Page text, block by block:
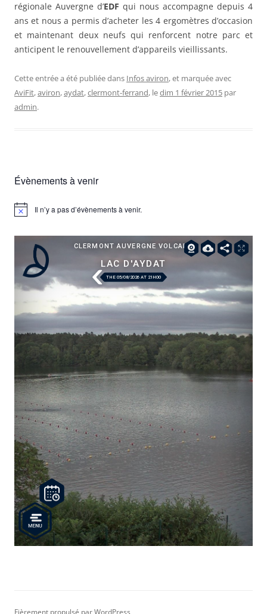
régionale Auvergne d’EDF qui nous accompagne depuis 4
ans et nous a permis d’acheter les 4 ergomètres d’occasion
et maintenant deux neufs qui renforcent notre parc et
anticipent le renouvellement d’appareils vieillissants.
Cette entrée a été publiée dans Infos aviron, et marquée avec
AviFit,aviron,aydat,clermont-ferrand, ledim 1 février 2015 par
admin.
Évènements à venir
Notice Il n’y a pas d’évènements à venir.